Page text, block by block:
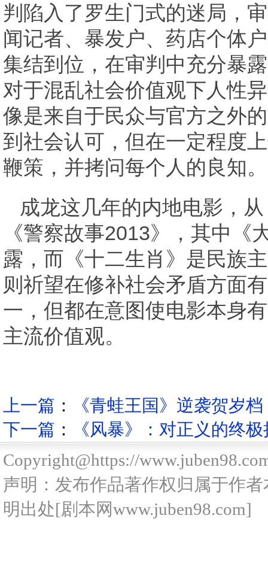
判陷入了罗生门式的迷局，
闻记者、暴发户、药店个体
集结到位，在审判中充分暴
对于混乱社会价值观下人性
像是来自于民众与官方之外
到社会认可，但在一定程度
鞭策，并拷问每个人的良知。
成龙这几年的内地电影，
《警察故事2013》，其中
露，而《十二生肖》是民族
则祈望在修补社会矛盾方面
一，但都在意图使电影本身
主流价值观。
上一篇 ：
《青蛙王国》逆袭贺岁
下一篇 ：
《风暴》：对正义的终
Copyright@https://
声明：发布作品著作权归属于作
明出处[剧本网www.juben98.com]